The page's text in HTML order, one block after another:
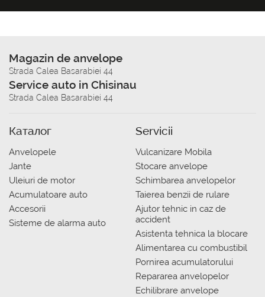
Magazin de anvelope
Strada Calea Basarabiei 44
Service auto in Chisinau
Strada Calea Basarabiei 44
Каталог
Anvelopele
Jante
Uleiuri de motor
Acumulatoare auto
Accesorii
Sisteme de alarma auto
Servicii
Vulcanizare Mobila
Stocare anvelope
Schimbarea anvelopelor
Taierea benzii de rulare
Ajutor tehnic in caz de
accident
Asistenta tehnica la blocare
Alimentarea cu combustibil
Pornirea acumulatorului
Repararea anvelopelor
Echilibrare anvelope